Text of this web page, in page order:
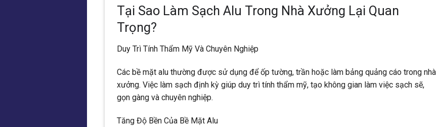
Tại Sao Làm Sạch Alu Trong Nhà Xưởng Lại Quan
Trọng?
Duy Trì Tính Thẩm Mỹ Và Chuyên Nghiệp
Các bề mặt alu thường được sử dụng để ốp tường, trần hoặc làm bảng quảng cáo trong nhà
xưởng. Việc làm sạch định kỳ giúp duy trì tính thẩm mỹ, tạo không gian làm việc sạch sẽ,
gọn gàng và chuyên nghiệp.
Tăng Độ Bền Của Bề Mặt Alu